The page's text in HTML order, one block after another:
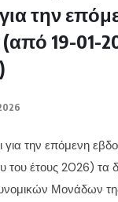
την
19-01-
για την επόμενη
του έτους 2026) τα
Μονάδων